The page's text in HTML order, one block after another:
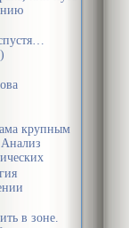
крупным
в зоне.